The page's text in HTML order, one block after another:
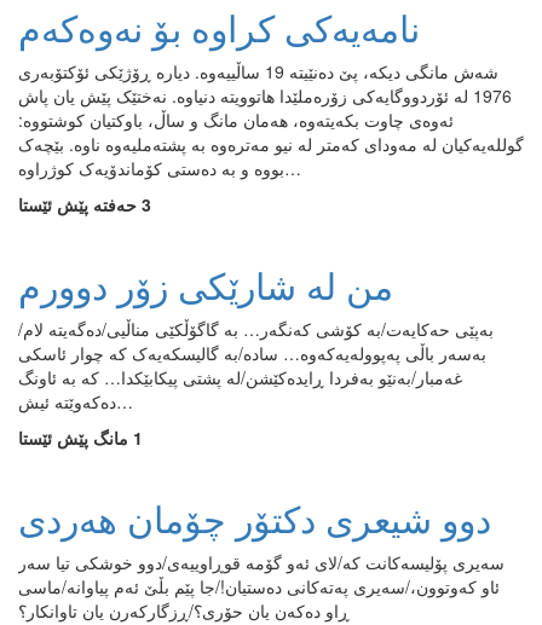
نامەیەکی کراوە بۆ نەوەکەم
شەش مانگی دیکە، پێ دەنێیتە 19 ساڵییەوە. دیارە ڕۆژێکی ئۆکتۆبەری
1976 لە ئۆردووگایەکی زۆرەملێدا هاتوویتە دنیاوە. نەختێک پێش یان پاش
ئەوەی چاوت بکەیتەوە، هەمان مانگ و ساڵ، باوکتیان کوشتووە:
گوللەیەکیان لە مەودای کەمتر لە نیو مەترەوە بە پشتەملیەوە ناوە. بێچەک
بووە و بە دەستی کۆماندۆیەک کوژراوە…
3 حەفتە پێش ئێستا
من له‌ شارێکی زۆر دوورم
به‌پێی حه‌کایه‌ت/به‌ کۆشی که‌نگه‌ر‌‌… به‌ گاگۆڵکێی مناڵیی/ده‌گه‌یته‌ لام/
به‌سه‌ر باڵی په‌پووله‌یه‌که‌وه‌‌… ساده‌/به‌ گالیسکه‌یه‌ک که‌ چوار ئاسکی
غه‌مبار/به‌نێو به‌فردا ڕایده‌کێشن/له‌ پشتی پیکابێکدا… که‌ به‌ ئاونگ
ده‌که‌وێته‌ ئیش…
1 مانگ پێش ئێستا
دوو شیعری دکتۆر چۆمان هەردی
سەیری پۆلیسەکانت کە/لای ئەو گۆمە قوڕاوییەی/دوو خوشکی تیا سەر
ئاو کەوتوون،/سەیری پەتەکانی دەستیان!/جا پێم بڵێ ئەم پیاوانە/ماسی
ڕاو دەکەن یان حۆری؟/ڕزگارکەرن یان تاوانکار؟